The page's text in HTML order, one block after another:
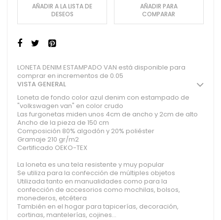
AÑADIR A LA LISTA DE
DESEOS
AÑADIR PARA
COMPARAR
LONETA DENIM ESTAMPADO VAN está disponible para
comprar en incrementos de 0.05
VISTA GENERAL
Loneta de fondo color azul denim con estampado de
"volkswagen van" en color crudo
Las furgonetas miden unos 4cm de ancho y 2cm de alto
Ancho de la pieza de 150 cm
Composición 80% algodón y 20% poliéster
Gramaje 210 gr/m2
Certificado OEKO-TEX
La loneta es una tela resistente y muy popular
Se utiliza para la confección de múltiples objetos
Utilizada tanto en manualidades como para la
confección de accesorios como mochilas, bolsos,
monederos, etcétera
También en el hogar para tapicerías, decoración,
cortinas, mantelerías, cojines...